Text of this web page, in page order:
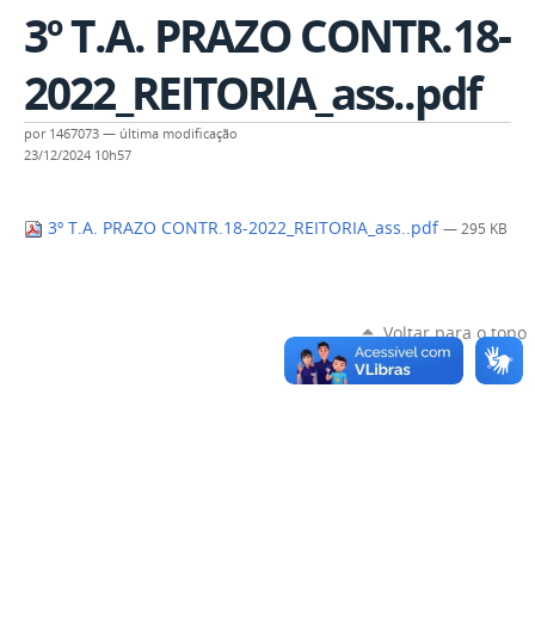
3º T.A. PRAZO CONTR.18-
2022_REITORIA_ass..pdf
por 1467073 — última modificação
23/12/2024 10h57
3º T.A. PRAZO CONTR.18-2022_REITORIA_ass..pdf — 295 KB
Voltar para o topo